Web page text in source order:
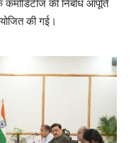
की निर्बाध आपूर्ति
की गई।